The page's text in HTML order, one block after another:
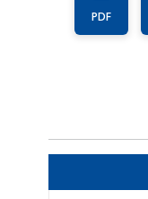
PDF